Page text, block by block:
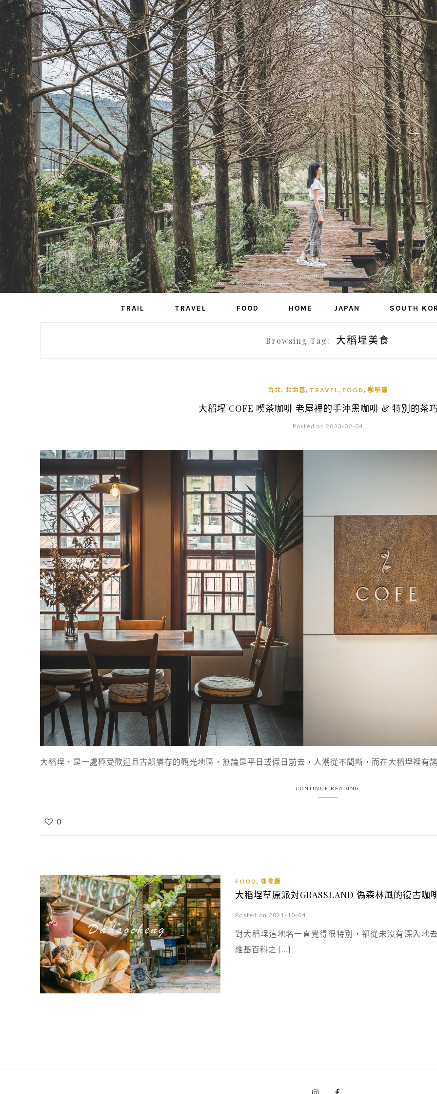
是艾思，不是火拳。
TRAIL TRAVEL FOOD HOME JAPAN SOUTH
Browsing Tag: 大稻埕美食
台北, 北北基, TRAVEL, FOOD, 咖啡廳
大稻埕 COFE 喫茶咖啡 老屋裡的手沖黑咖啡 & 特別的茶
Posted on 2023-02-04
大稻埕，是一處極受歡迎且古韻猶存的觀光地區，無論是平日或假日前去，人潮從不間斷，而在大稻埕裡有
CONTINUE READING
0
FOOD, 咖啡廳
大稻埕草原派対GRASSLAND 偽森林風的復古咖
Posted on 2021-10-04
對大稻埕這地名一直覺得很特別，卻從未沒有深入地
維基百科之 […]